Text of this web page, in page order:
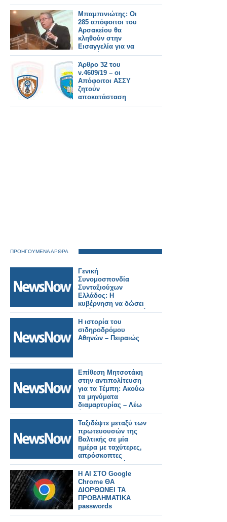
Μπαμπινιώτης: Οι
285 απόφοιτοι του
Αρσακείου θα
κληθούν στην
Εισαγγελία για να
καταθέσουν
Άρθρο 32 του
ν.4609/19 – οι
Απόφοιτοι ΑΣΣΥ
ζητούν
αποκατάσταση
(ΕΓΓΡΑΦΟ)
ΠΡΟΗΓΟΥΜΕΝΑ ΑΡΘΡΑ
Γενική
Συνομοσπονδία
Συνταξιούχων
Ελλάδος: Η
κυβέρνηση να δώσει
σε όλους αναδρομικά
Η ιστορία του
σιδηροδρόμου
Αθηνών – Πειραιώς
Eπίθεση Μητσοτάκη
στην αντιπολίτευση
για τα Τέμπη: Ακούω
τα μηνύματα
διαμαρτυρίας – Λέω
όχι στην
εργαλειοποίηση και
τις θεωρίες
συνωμοσίας
Ταξιδέψτε μεταξύ των
πρωτευουσών της
Βαλτικής σε μία
ημέρα με ταχύτερες,
απρόσκοπτες
σιδηροδρομικές
συνδέσεις
Η AI ΣΤΟ Google
Chrome ΘΑ
ΔΙΟΡΘΩΝΕΙ ΤΑ
ΠΡΟΒΛΗΜΑΤΙΚΑ
passwords
ΑΥΤΟΜΑΤΑ